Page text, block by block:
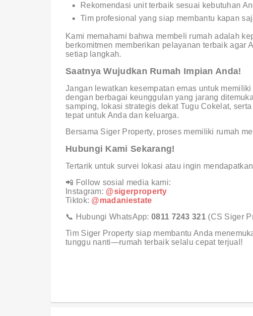
Rekomendasi unit terbaik sesuai kebutuhan
Tim profesional yang siap membantu kapan
Kami memahami bahwa membeli rumah adalah
berkomitmen memberikan pelayanan terbaik agar
setiap langkah.
Saatnya Wujudkan Rumah Impian Anda!
Jangan lewatkan kesempatan emas untuk
dengan berbagai keunggulan yang jarang
samping, lokasi strategis dekat Tugu Cokelat,
tepat untuk Anda dan keluarga.
Bersama Siger Property, proses memiliki rumah
Hubungi Kami Sekarang!
Tertarik untuk survei lokasi atau ingin
📲 Follow sosial media kami:
Instagram: @sigerproperty
Tiktok: @madaniestate
📞 Hubungi WhatsApp:0811 7243 321 (CS Siger
Tim Siger Property siap membantu Anda
tunggu nanti—rumah terbaik selalu cepat terjual!